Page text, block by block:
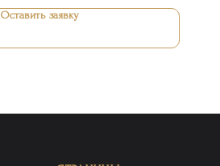
Оставить заявку